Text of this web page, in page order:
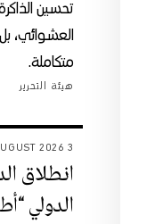
تحسين
العشوائي،
متكاملة.
هيئة التحرير
3 AUGUST 2026
الدولي